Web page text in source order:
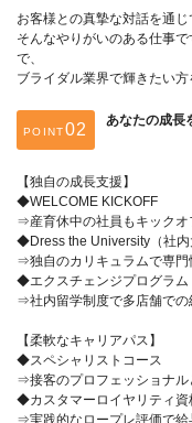
お客様との真摯な対話を通じ
そんなやりがいのある仕事
で、
ブライダル業界で輝きたい方
POINT
あなたの成長
【独自の成長支援】
◆WELCOME KICKOFF
⇒産育休中の社員もキック
◆Dress the University（社内
⇒独自のカリキュラムで専門
◆エクスチェンジプログラム
⇒社内留学制度で多店舗での
【柔軟なキャリアパス】
◆スペシャリストコース
⇒接客のプロフェッショナル
◆カスタマーロイヤリティ資